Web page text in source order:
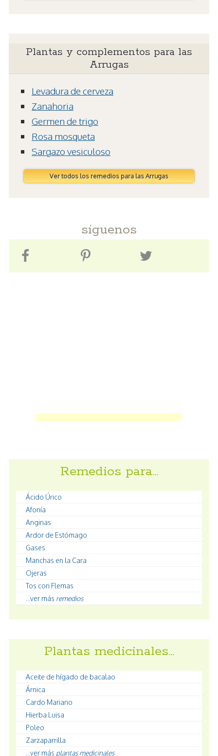
Plantas y complementos para las
Arrugas
Levadura de cerveza
Zanahoria
Germen de trigo
Rosa mosqueta
Sargazo vesiculoso
Ver todos los remedios para las Arrugas
síguenos
Remedios para…
Ácido Úrico
Afonía
Anginas
Ardor de Estómago
Gases
Manchas en la Cara
Ojeras
Tos con Flemas
...ver más remedios
Plantas medicinales…
Aceite de hígado de bacalao
Árnica
Cardo Mariano
Hierba Luisa
Poleo
Zarzaparrilla
...ver más plantas medicinales